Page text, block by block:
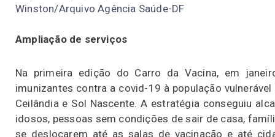
Winston/Arquivo Agência Saúde-DF
Ampliação de serviços
Na primeira edição do Carro da Vacina, em
imunizantes contra a covid-19 à população
Ceilândia e Sol Nascente. A estratégia conseguiu
idosos, pessoas sem condições de sair de casa,
se deslocarem até as salas de vacinação e até